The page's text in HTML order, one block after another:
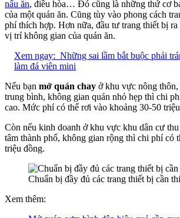
nấu ăn, điều hòa… Đó cũng là những thứ cơ
của một quán ăn. Cũng tùy vào phong cách
phí thích hợp. Hơn nữa, đầu tư trang thiết bị ra
vị trí không gian của quán ăn.
Xem ngay: Những sai lầm bắt buộc phải
làm đá viên mini
Nếu bạn mở quán chay ở khu vực nông
trung bình, không gian quán nhỏ hẹp thì chi
cao. Mức phí có thể rơi vào khoảng 30-50
Còn nếu kinh doanh ở khu vực khu dân cư
tâm thành phố, không gian rộng thì chi phí có
triệu đồng.
Chuẩn bị đầy đủ các trang thiết bị cần
Xem thêm: